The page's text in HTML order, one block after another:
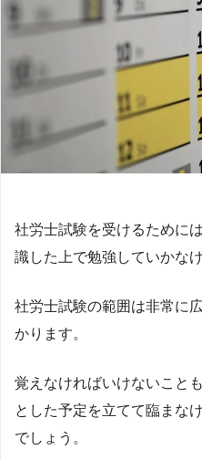
社労士試験を受けるために
識した上で勉強していかな
社労士試験の範囲は非常に
かります。
覚えなければいけないこと
とした予定を立てて臨まな
でしょう。